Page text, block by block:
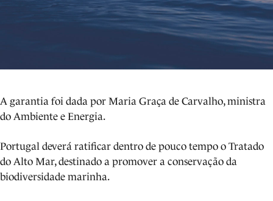
A garantia foi dada por Maria Graça de Carvalho, ministra
do Ambiente e Energia.
Portugal deverá ratificar dentro de pouco tempo o Tratado
do Alto Mar, destinado a promover a conservação da
biodiversidade marinha.